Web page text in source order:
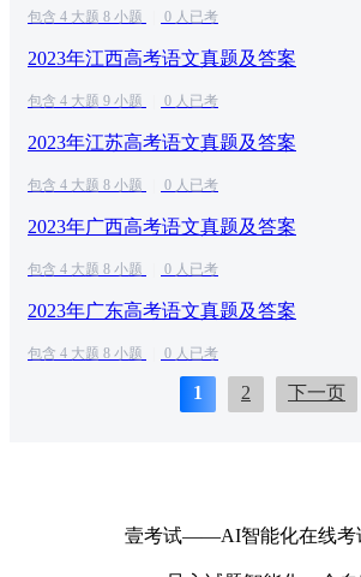
包含 4 大题 8 小题 0 人已考
2023年江西高考语文真题及答案
包含 4 大题 9 小题 0 人已考
2023年江苏高考语文真题及答案
包含 4 大题 8 小题 0 人已考
2023年广西高考语文真题及答案
包含 4 大题 8 小题 0 人已考
2023年广东高考语文真题及答案
包含 4 大题 8 小题 0 人已考
1 2 下一页
壹考试——AI智能化在线考